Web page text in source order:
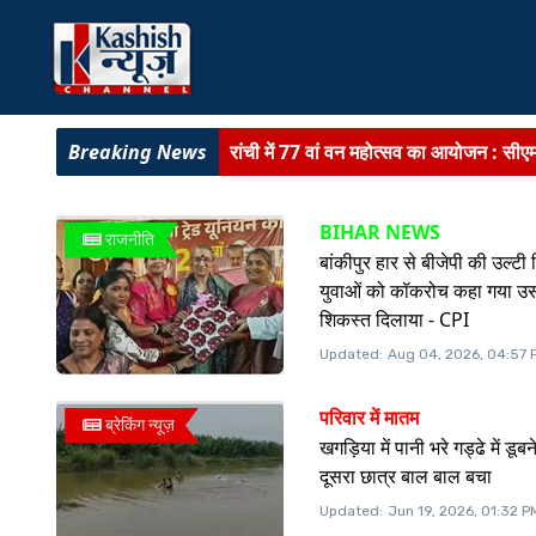
रांची में 77 वां वन महोत्सव का आयोजन :
BIHAR NEWS :राजस्व मंत्री दिलीप
BIG BREAKING :AEDO परीक्षा
BIHAR NEWS :
पटना के सभी वार्डों में
राजनीति
BIHAR NEWS
बांकीपुर हार से बीजेपी की
युवाओं को कॉकरोच कहा गया
शिकस्त दिलाया - CPI
Updated: Aug 04, 2026, 04:57
ब्रेकिंग न्यूज़
परिवार में मातम
खगड़िया में पानी भरे गड्ढे में
दूसरा छात्र बाल बाल बचा
Updated: Jun 19, 2026, 01:32